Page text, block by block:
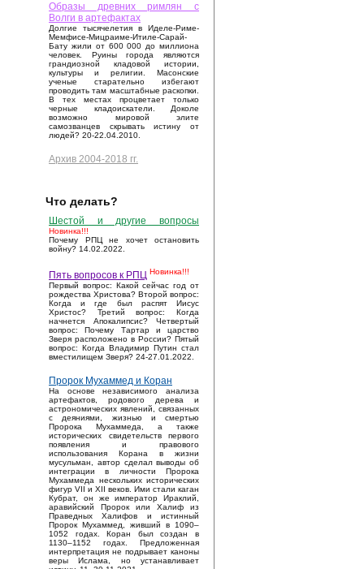
Образы древних римлян с
Волги в артефактах
Долгие тысячелетия в Иделе-Риме-
Мемфисе-Мицраиме-Итиле-Сарай-
Бату жили от 600 000 до миллиона
человек. Руины города являются
грандиозной кладовой истории,
культуры и религии. Масонские
ученые старательно избегают
проводить там масштабные раскопки.
В тех местах процветает только
черные кладоискатели. Доколе
возможно мировой элите
самозванцев скрывать истину от
людей? 20-22.04.2010.
Архив 2004-2018 гг.
Что делать?
Шестой и другие вопросы
Новинка!!!
Почему РПЦ не хочет остановить
войну? 14.02.2022.
Пять вопросов к РПЦ Новинка!!!
Первый вопрос: Какой сейчас год от
рождества Христова? Второй вопрос:
Когда и где был распят Иисус
Христос? Третий вопрос: Когда
начнется Апокалипсис? Четвертый
вопрос: Почему Тартар и царство
Зверя расположено в России? Пятый
вопрос: Когда Владимир Путин стал
вместилищем Зверя? 24-27.01.2022.
Пророк Мухаммед и Коран
На основе независимого анализа
артефактов, родового дерева и
астрономических явлений, связанных
с деяниями, жизнью и смертью
Пророка Мухаммеда, а также
исторических свидетельств первого
появления и правового
использования Корана в жизни
мусульман, автор сделал выводы об
интеграции в личности Пророка
Мухаммеда нескольких исторических
фигур VII и XII веков. Ими стали каган
Кубрат, он же император Ираклий,
аравийский Пророк или Халиф из
Праведных Халифов и истинный
Пророк Мухаммед, живший в 1090–
1052 годах. Коран был создан в
1130–1152 годах. Предложенная
интерпретация не подрывает каноны
веры Ислама, но устанавливает